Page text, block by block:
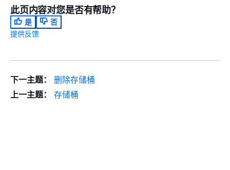
此页内容对您是否有帮助？
是
否
提供反馈
下一主题：
删除存储桶
上一主题：
存储桶